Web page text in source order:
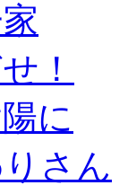
！
に
さん